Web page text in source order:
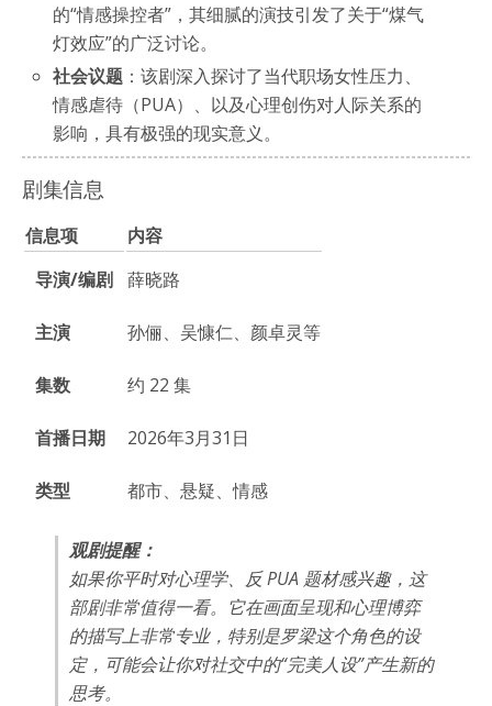
的“情感操控者”，其细腻的演技引发了关于“煤气
灯效应”的广泛讨论。
社会议题 ：该剧深入探讨了当代职场女性压力、
情感虐待（PUA）、以及心理创伤对人际关系的
影响，具有极强的现实意义。
剧集信息
信息项
内容
导演/编剧 薛晓路
主演 孙俪、吴慷仁、颜卓灵等
集数 约 22 集
首播日期 2026年3月31日
类型 都市、悬疑、情感
观剧提醒：
如果你平时对心理学、反 PUA 题材感兴趣，这
部剧非常值得一看。它在画面呈现和心理博弈
的描写上非常专业，特别是罗梁这个角色的设
定，可能会让你对社交中的“完美人设”产生新的
思考。